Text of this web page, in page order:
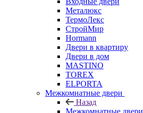
Металюкс
ТермоЛекс
СтройМир
Hormann
Двери в квартиру
Двери в дом
MASTINO
TOREX
ELPORTA
Межкомнатные двери
Назад
Межкомнатные двери